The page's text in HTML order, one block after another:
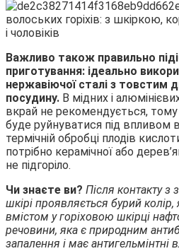
Важливо також правильно
приготування: ідеально
нержавіючої сталі з товстим
посудину. В мідних і
вкрай не рекомендується,
буде руйнуватися під впливом
термічній обробці плодів
потрібно керамічної або
не підгоріло.
Чи знаєте ви? Після контакту з
шкірі проявляється бурий
вмістом у горіховою шкірці
речовини, яка є природним
запалення і має антигельмінтні